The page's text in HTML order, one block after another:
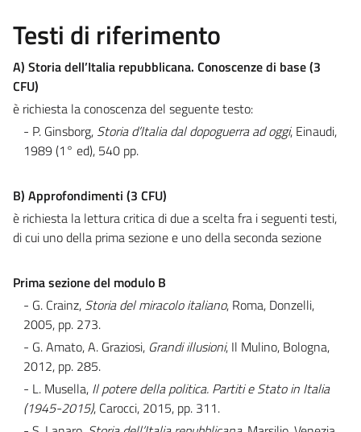
Testi di riferimento
A) Storia dell’Italia repubblicana. Conoscenze di base(3
CFU)
è richiesta la conoscenza del seguente testo:
- P. Ginsborg, Storia d’Italia dal dopoguerra ad oggi, Einaudi,
1989 (1° ed), 540 pp.
B) Approfondimenti (3 CFU)
è richiesta la lettura critica di due a scelta fra i seguenti testi,
di cui uno della prima sezione e uno della seconda sezione
Prima sezione del modulo B
- G. Crainz, Storia del miracolo italiano, Roma, Donzelli,
2005, pp. 273.
- G. Amato, A. Graziosi, Grandi illusioni, Il Mulino, Bologna,
2012, pp. 285.
- L. Musella, Il potere della politica. Partiti e Stato in Italia
(1945-2015), Carocci, 2015, pp. 311.